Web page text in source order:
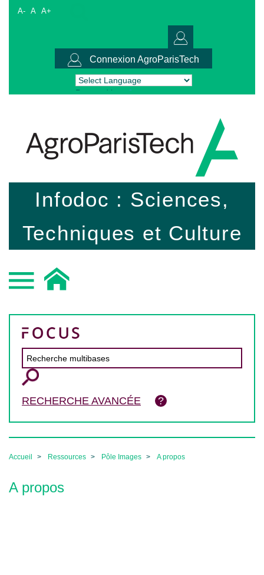
A- A A+
Connexion AgroParisTech
Powered by Translate
Infodoc : Sciences,
Techniques et Culture
RECHERCHE AVANCÉE
Accueil Ressources Pôle Images A propos
A propos